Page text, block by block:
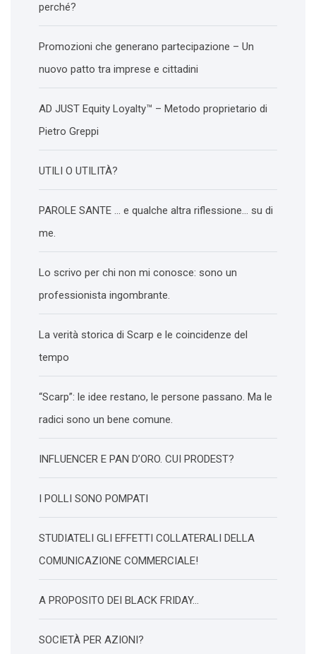
perché?
Promozioni che generano partecipazione – Un
nuovo patto tra imprese e cittadini
AD JUST Equity Loyalty™ – Metodo proprietario di
Pietro Greppi
UTILI O UTILITÀ?
PAROLE SANTE … e qualche altra riflessione… su di
me.
Lo scrivo per chi non mi conosce: sono un
professionista ingombrante.
La verità storica di Scarp e le coincidenze del
tempo
“Scarp”: le idee restano, le persone passano. Ma le
radici sono un bene comune.
INFLUENCER E PAN D’ORO. CUI PRODEST?
I POLLI SONO POMPATI
STUDIATELI GLI EFFETTI COLLATERALI DELLA
COMUNICAZIONE COMMERCIALE!
A PROPOSITO DEI BLACK FRIDAY…
SOCIETÀ PER AZIONI?